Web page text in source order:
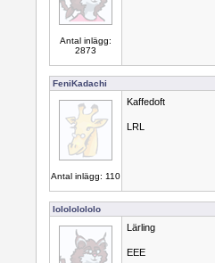
Antal inlägg:
2873
FeniKadachi
Antal inlägg: 110
Kaffedoft
LRL
lolololololo
Lärling
EEE